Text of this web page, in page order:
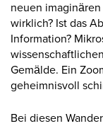
neuen
wirklich? Ist das
Information?
Gemälde. Ein
geheimnisvoll
Bei diesen